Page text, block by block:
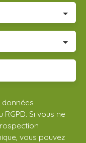
Si vous ne
vous pouvez